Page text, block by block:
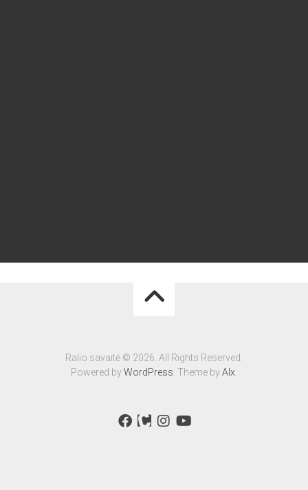
Ralio savaitė © 2026. All Rights Reserved.
Powered byWordPress . Theme byAlx